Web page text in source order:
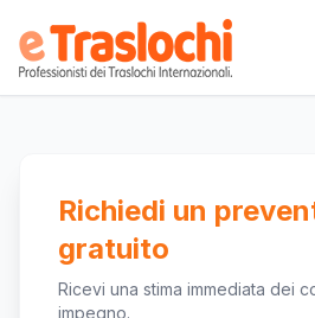
Richiedi un
gratuito
Ricevi una stima immediata dei
impegno.